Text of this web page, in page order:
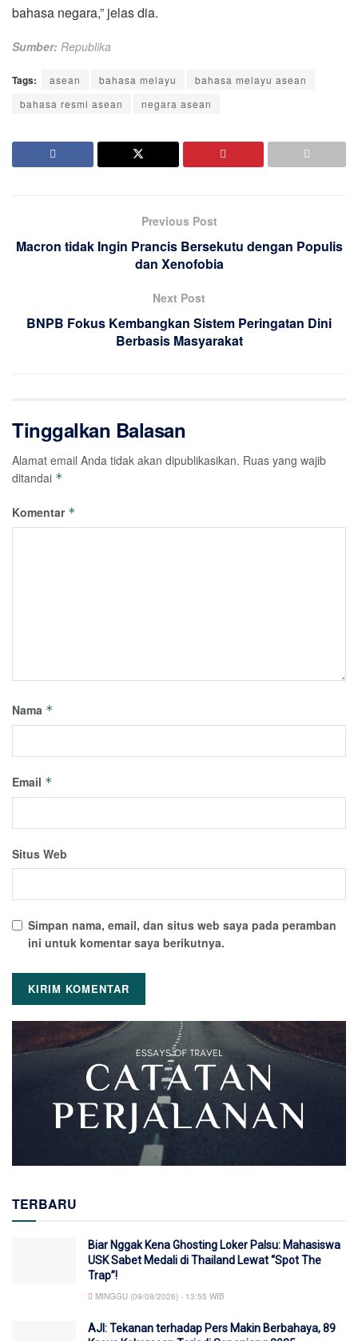
bahasa negara,” jelas dia.
Sumber: Republika
Tags: asean bahasa melayu
bahasa melayu asean
bahasa resmi asean
negara asean
Previous Post
Macron tidak Ingin Prancis Bersekutu dengan Populis
dan Xenofobia
Next Post
BNPB Fokus Kembangkan Sistem Peringatan Dini
Berbasis Masyarakat
Tinggalkan Balasan
Alamat email Anda tidak akan dipublikasikan. Ruas yang wajib
ditandai *
Komentar *
Nama *
Email *
Situs Web
Simpan nama, email, dan situs web saya pada peramban
ini untuk komentar saya berikutnya.
TERBARU
Biar Nggak Kena Ghosting Loker Palsu: Mahasiswa
USK Sabet Medali di Thailand Lewat “Spot The
Trap”!
MINGGU (09/08/2026) - 13:55 WIB
AJI: Tekanan terhadap Pers Makin Berbahaya, 89